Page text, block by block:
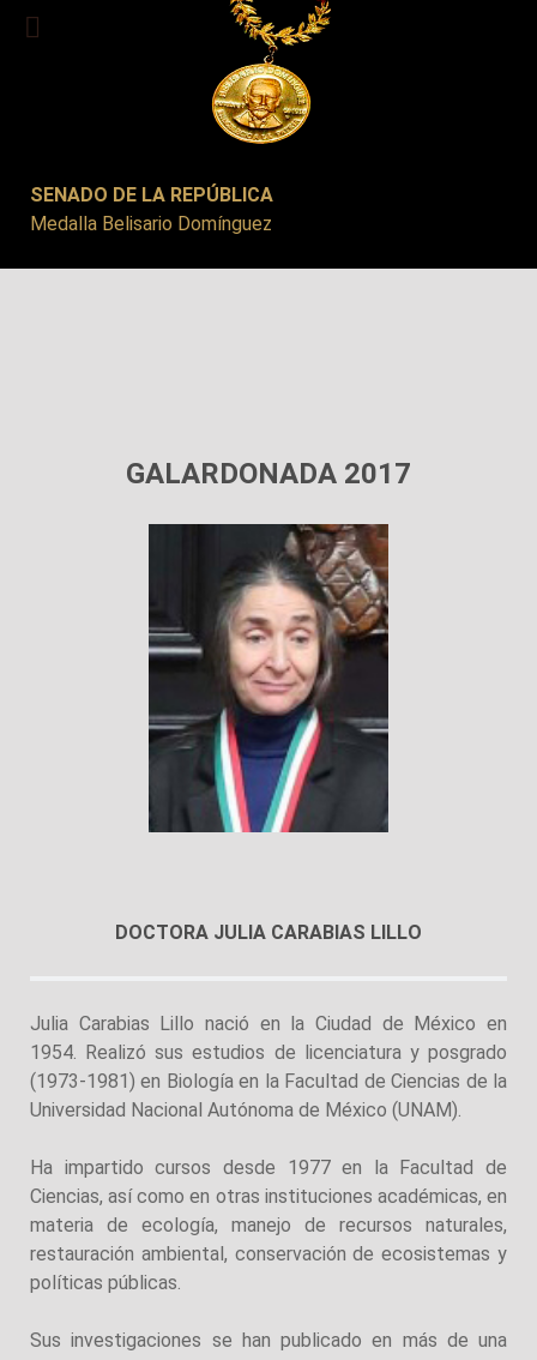
SENADO DE LA REPÚBLICA
Medalla Belisario Domínguez
GALARDONADA 2017
DOCTORA JULIA CARABIAS LILLO
Julia Carabias Lillo nació en la Ciudad de México en
1954. Realizó sus estudios de licenciatura y posgrado
(1973-1981) en Biología en la Facultad de Ciencias de la
Universidad Nacional Autónoma de México (UNAM).
Ha impartido cursos desde 1977 en la Facultad de
Ciencias, así como en otras instituciones académicas, en
materia de ecología, manejo de recursos naturales,
restauración ambiental, conservación de ecosistemas y
políticas públicas.
Sus investigaciones se han publicado en más de una